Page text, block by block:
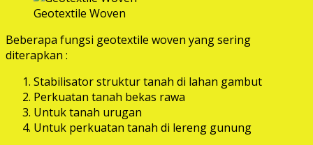
Geotextile Woven
Beberapa fungsi geotextile woven yang sering
diterapkan :
Stabilisator struktur tanah di lahan gambut
Perkuatan tanah bekas rawa
Untuk tanah urugan
Untuk perkuatan tanah di lereng gunung